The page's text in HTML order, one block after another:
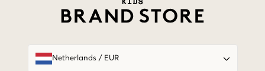
Netherlands/ EUR